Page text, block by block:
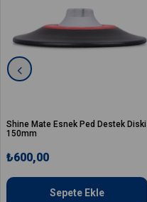
Mate Esnek Ped Destek Diski
Sepete Ekle